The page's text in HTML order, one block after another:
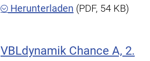
Herunterladen (PDF, 54 KB)
VBLdynamik Chance A, 2.